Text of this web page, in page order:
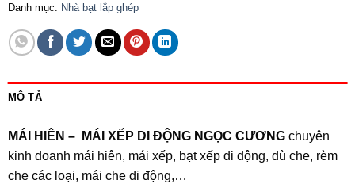
Danh mục: Nhà bạt lắp ghép
MÔ TẢ
MÁI HIÊN – MÁI XẾP DI ĐỘNG NGỌC CƯƠNGchuyên
kinh doanh mái hiên, mái xếp, bạt xếp di động, dù che, rèm
che các loại, mái che di động,…